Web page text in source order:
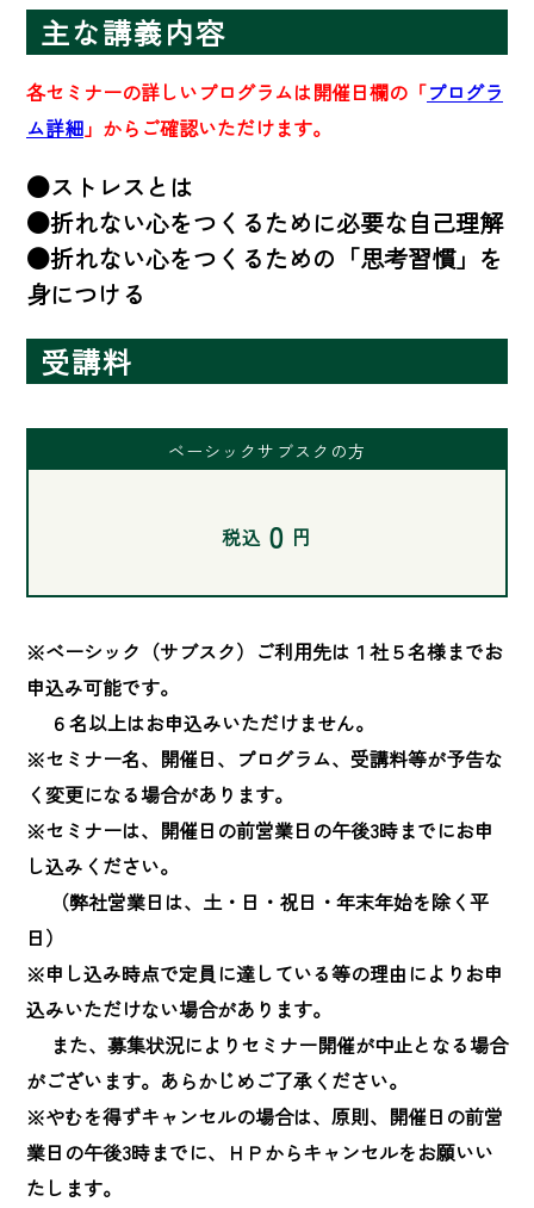
主な講義内容
各セミナーの詳しいプログラムは開催日欄の「プログラ
ム詳細」からご確認いただけます。
●ストレスとは
●折れない心をつくるために必要な自己理解
●折れない心をつくるための「思考習慣」を
身につける
受講料
ベーシックサブスクの方
税込 0 円
※ベーシック（サブスク）ご利用先は１社５名様までお
申込み可能です。
６名以上はお申込みいただけません。
※セミナー名、開催日、プログラム、受講料等が予告な
く変更になる場合があります。
※セミナーは、開催日の前営業日の午後3時までにお申
し込みください。
（弊社営業日は、土・日・祝日・年末年始を除く平
日）
※申し込み時点で定員に達している等の理由によりお申
込みいただけない場合があります。
また、募集状況によりセミナー開催が中止となる場合
がございます。あらかじめご了承ください。
※やむを得ずキャンセルの場合は、原則、開催日の前営
業日の午後3時までに、ＨＰからキャンセルをお願いい
たします。